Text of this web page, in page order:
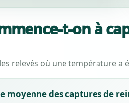
t-on à
relevés où une température a
moyenne des captures de